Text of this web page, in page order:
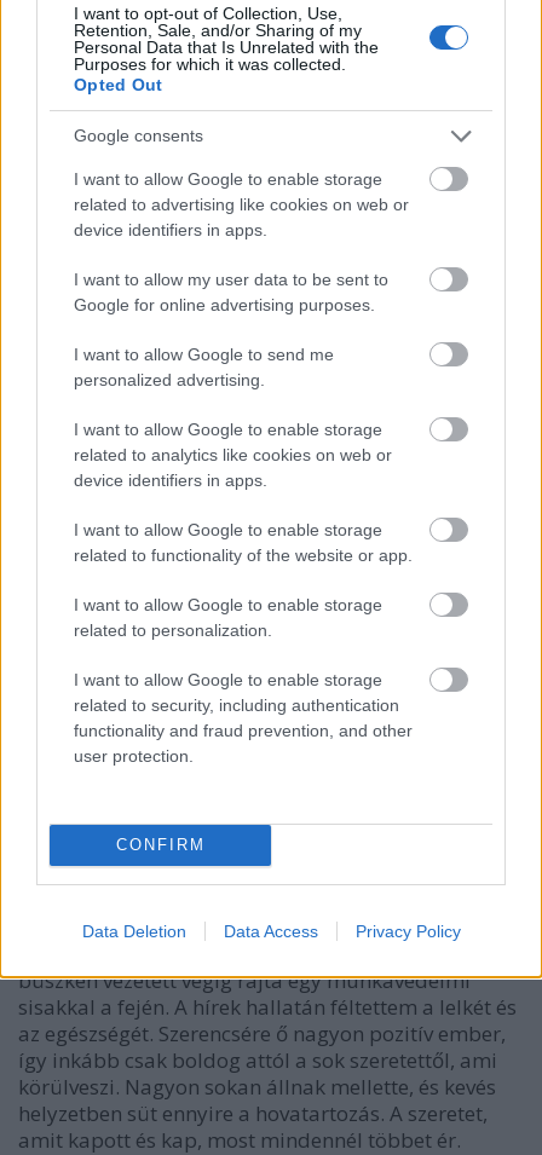
I want to opt-out of Collection, Use,
Retention, Sale, and/or Sharing of my
Personal Data that Is Unrelated with the
Purposes for which it was collected.
Opted Out
Google consents
I want to allow Google to enable storage
related to advertising like cookies on web or
device identifiers in apps.
I want to allow my user data to be sent to
Google for online advertising purposes.
I want to allow Google to send me
personalized advertising.
I want to allow Google to enable storage
related to analytics like cookies on web or
device identifiers in apps.
I want to allow Google to enable storage
related to functionality of the website or app.
I want to allow Google to enable storage
related to personalization.
I want to allow Google to enable storage
related to security, including authentication
functionality and fraud prevention, and other
user protection.
CONFIRM
Data Deletion Data Access Privacy Policy
működnek jól, ha aznap előadásom van, és csak át
kell sétáljak a fellépésre, mert szabad estét nem
szívesen áldozok. Ez talán érthető…
Hogy jött az éneklés a Puszi nevű zenekarban?
Mint rajongó kezdtem el járni a koncertekre, és mivel
ők szívesen hívtak vendég énekeseket, egyszer
valahogy rám került a sor. Aztán ez bejött sok
zenekar gitárosa - a szerk.) felkért, és azóta az
éneklés is az életem része.
Puszi koncert (fotó: Katona Eszter /
Dívány)
apád, Jordán Tamás talán nem igazgathatja tovább
a szombathelyi színházat, amit ő talált ki?
ilyen lenni, hogy beindul egy gépezet és kicsinálnak.
büszkén vezetett végig rajta egy munkavédelmi
sisakkal a fején. A hírek hallatán féltettem a lelkét és
az egészségét. Szerencsére ő nagyon pozitív ember,
így inkább csak boldog attól a sok szeretettől, ami
körülveszi. Nagyon sokan állnak mellette, és kevés
helyzetben süt ennyire a hovatartozás. A szeretet,
amit kapott és kap, most mindennél többet ér.